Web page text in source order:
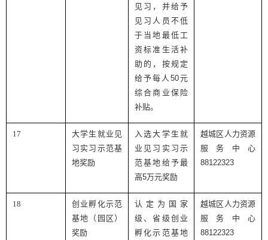
见习，并给予
见习人员不低
于当地最低工
资标准生活补
助的，按规定
给予每人 50元
综合商业保险
补贴。
17
大学生就业见
习实习示范基
地奖励
入选大学生就
业见习实习示
范基地给予最
高5万元奖励
越城区人力资源
服务中心
88122323
18
创业孵化示范
基地（园区）
奖励
认定为国家
级、省级创业
孵化示范基地
越城区人力资源
服务中心
88122323